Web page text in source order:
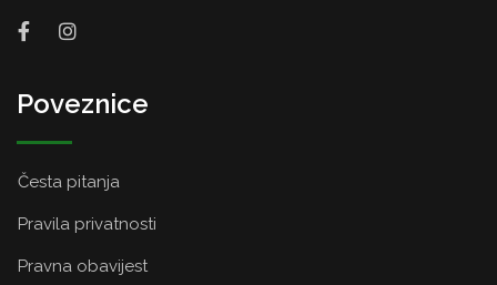
Poveznice
Česta pitanja
Pravila privatnosti
Pravna obavijest